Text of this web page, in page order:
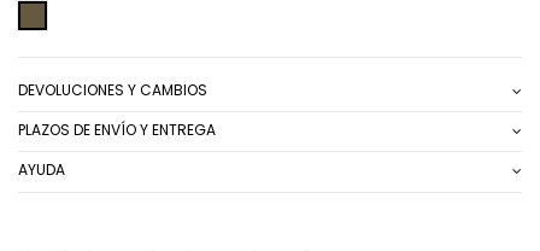
DEVOLUCIONES Y CAMBIOS
PLAZOS DE ENVÍO Y ENTREGA
AYUDA